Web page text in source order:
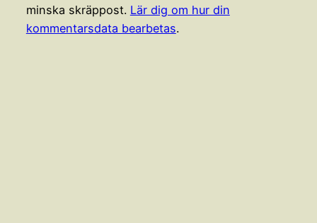
minska skräppost. Lär dig om hur din
kommentarsdata bearbetas.